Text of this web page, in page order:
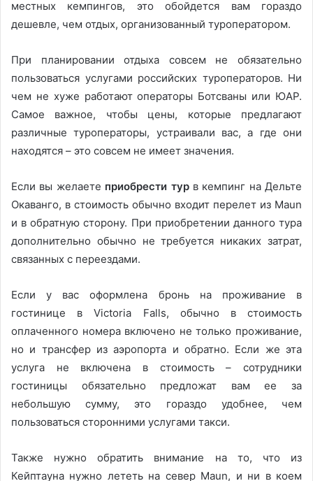
местных кемпингов, это обойдется вам гораздо
дешевле, чем отдых, организованный туроператором.
При планировании отдыха совсем не обязательно
пользоваться услугами российских туроператоров. Ни
чем не хуже работают операторы Ботсваны или ЮАР.
Самое важное, чтобы цены, которые предлагают
различные туроператоры, устраивали вас, а где они
находятся – это совсем не имеет значения.
Если вы желаете приобрести турв кемпинг на Дельте
Окаванго, в стоимость обычно входит перелет из Maun
и в обратную сторону. При приобретении данного тура
дополнительно обычно не требуется никаких затрат,
связанных с переездами.
Если у вас оформлена бронь на проживание в
гостинице в Victoria Falls, обычно в стоимость
оплаченного номера включено не только проживание,
но и трансфер из аэропорта и обратно. Если же эта
услуга не включена в стоимость – сотрудники
гостиницы обязательно предложат вам ее за
небольшую сумму, это гораздо удобнее, чем
пользоваться сторонними услугами такси.
Также нужно обратить внимание на то, что из
Кейптауна нужно лететь на север Maun, и ни в коем